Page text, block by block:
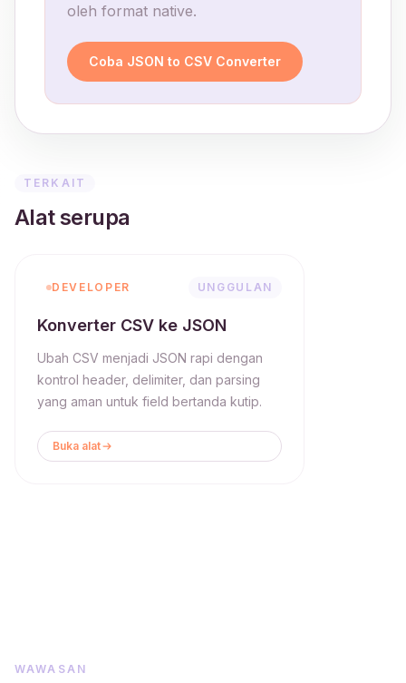
oleh format native.
Coba JSON to CSV Converter
TERKAIT
Alat serupa
DEVELOPER UNGGULAN
Konverter CSV ke JSON
Ubah CSV menjadi JSON rapi dengan
kontrol header, delimiter, dan parsing
yang aman untuk field bertanda kutip.
Buka alat
WAWASAN